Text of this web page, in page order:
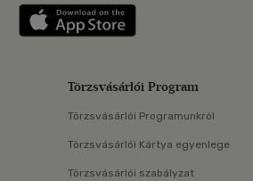
Libri applikáció Szerezd meg: Google
Törzsvásárlói Program
Törzsvásárlói Programunkról
Törzsvásárlói Kártya egyenlege
Törzsvásárlói szabályzat